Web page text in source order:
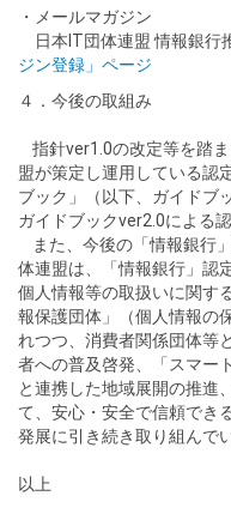
・メールマガジン
日本IT団体連盟 情報銀行
ジン登録」ページ
４．今後の取組み
指針ver1.0の改定等を踏
盟が策定し運用している認
ブック」（以下、ガイドブ
ガイドブックver2.0による
また、今後の「情報銀行
体連盟は、「情報銀行」認
個人情報等の取扱いに関す
報保護団体」（個人情報の
れつつ、消費者関係団体等
者への普及啓発、「スマー
と連携した地域展開の推進
て、安心・安全で信頼でき
発展に引き続き取り組んで
以上